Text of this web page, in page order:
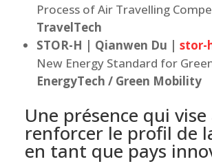
Process of Air Travelling
TravelTech
STOR-H | Qianwen Du | stor-
New Energy Standard for
EnergyTech / Green Mobility
Une présence qui vise
renforcer le profil de
en tant que pays